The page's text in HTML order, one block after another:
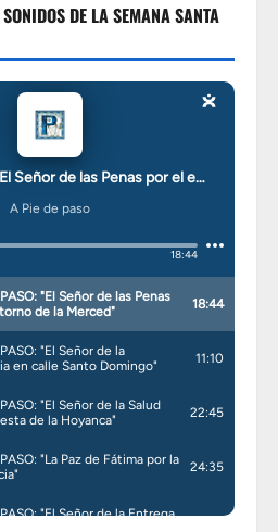
DE LA SEMANA SANTA